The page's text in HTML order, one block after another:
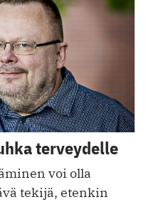
terveydelle
voi olla
tekijä, etenkin